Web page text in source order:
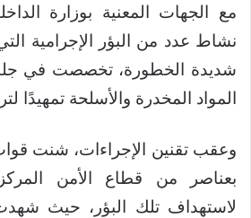
مع الجهات المعنية بوزارة
نشاط عدد من البؤر الإجرامية
شديدة الخطورة، تخصصت في
المواد المخدرة والأسلحة تمهيدًا
وعقب تقنين الإجراءات، شنت
بعناصر من قطاع الأمن
لاستهداف تلك البؤر، حيث